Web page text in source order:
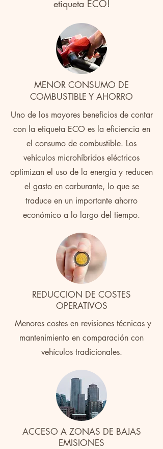
etiqueta ECO!
MENOR CONSUMO DE
COMBUSTIBLE Y AHORRO
Uno de los mayores beneficios de contar
con la etiqueta ECO es la eficiencia en
el consumo de combustible. Los
vehículos microhíbridos eléctricos
optimizan el uso de la energía y reducen
el gasto en carburante, lo que se
traduce en un importante ahorro
económico a lo largo del tiempo.
REDUCCION DE COSTES
OPERATIVOS
Menores costes en revisiones técnicas y
mantenimiento en comparación con
vehículos tradicionales.
ACCESO A ZONAS DE BAJAS
EMISIONES